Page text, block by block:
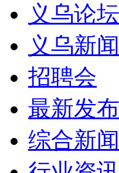
义乌论
义乌新闻
招聘会
最新发布
综合新闻